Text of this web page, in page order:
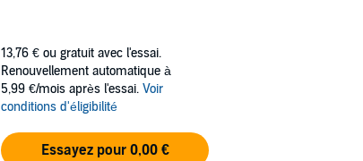
13,76 € ou gratuit avec l'essai.
Renouvellement automatique à
5,99 €/mois après l'essai. Voir
conditions d'éligibilité
Essayez pour 0,00 €